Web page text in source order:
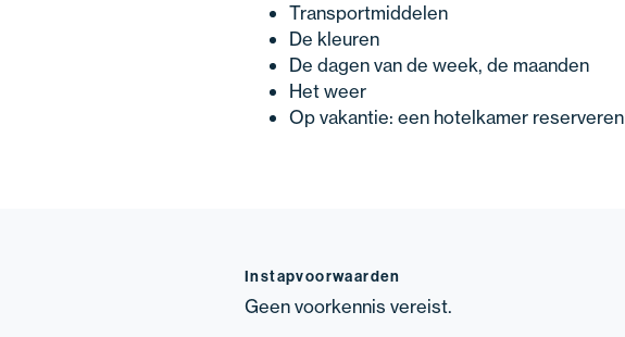
Transportmiddelen
De kleuren
De dagen van de week, de maanden
Het weer
Op vakantie: een hotelkamer reserveren
Instapvoorwaarden
Geen voorkennis vereist.